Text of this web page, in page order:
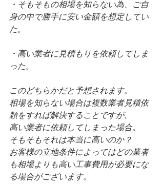
・そもそもの相場を知らない為、ご自
身の中で勝手に安い金額を想定してい
た。
・高い業者に見積もりを依頼してしま
った。
このどちらかだと予想されます。
相場を知らない場合は複数業者見積依
頼をすれば解決することですが、
高い業者に依頼してしまった場合。
そもそもそれは本当に高いのか？
お客様の立地条件によってはどの業者
も相場よりも高い工事費用が必要にな
る場合がございます。